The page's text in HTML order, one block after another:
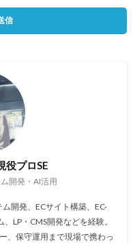
役プロSE
開発・AI活用
開発、ECサイト構築、EC-
LP・CMS開発などを経験。
、保守運用まで現場で携わっ